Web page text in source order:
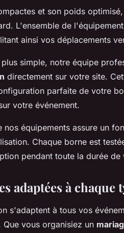
et son poids
L'ensemble de
ainsi vos déplacements
simple, notre équipe
directement sur votre site.
parfaite de votre
votre événement.
nos équipements assure un
Chaque borne est
pendant toute la durée
adaptées à chaque
s'adaptent à tous vos
vous organisiez un